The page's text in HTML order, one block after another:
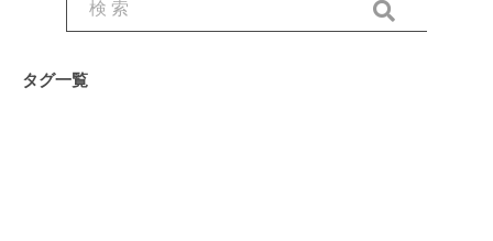
タグ一覧